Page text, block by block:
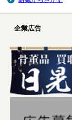
企業広告